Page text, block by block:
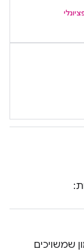
שמשויכים